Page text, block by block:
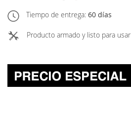
Tiempo de entrega: 60 días
Producto armado y listo para usar